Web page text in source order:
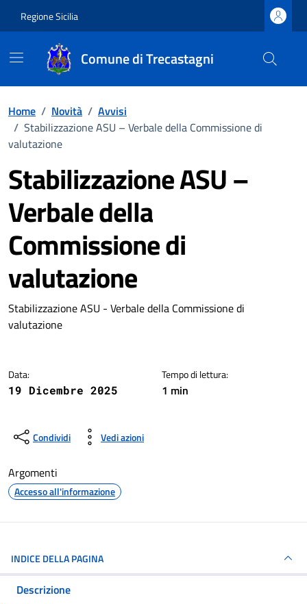
Regione Sicilia
Comune di Trecastagni
Home / Novità / Avvisi
/ Stabilizzazione ASU – Verbale della Commissione di
valutazione
Stabilizzazione ASU –
Verbale della
Commissione di
valutazione
Dettagli della notizia
Stabilizzazione ASU - Verbale della Commissione di
valutazione
Data:
19 Dicembre 2025
Tempo di lettura:
1 min
Condividi Vedi azioni
Argomenti
Accesso all'informazione
INDICE DELLA PAGINA
Descrizione